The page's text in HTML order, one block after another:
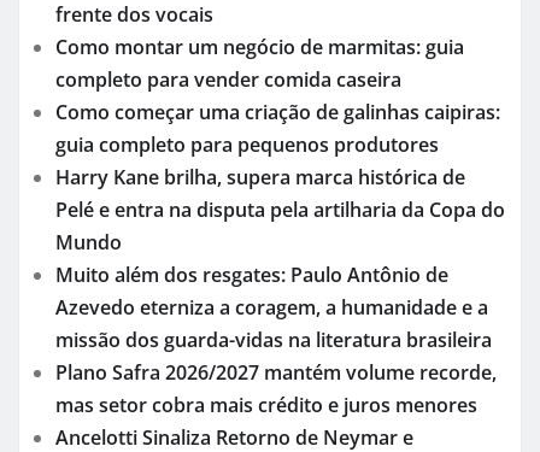
frente dos vocais
Como montar um negócio de marmitas: guia
completo para vender comida caseira
Como começar uma criação de galinhas caipiras:
guia completo para pequenos produtores
Harry Kane brilha, supera marca histórica de
Pelé e entra na disputa pela artilharia da Copa do
Mundo
Muito além dos resgates: Paulo Antônio de
Azevedo eterniza a coragem, a humanidade e a
missão dos guarda-vidas na literatura brasileira
Plano Safra 2026/2027 mantém volume recorde,
mas setor cobra mais crédito e juros menores
Ancelotti Sinaliza Retorno de Neymar e